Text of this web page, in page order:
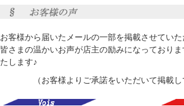
お客様から届いたメールの一部を掲載させていた
皆さまの温かいお声が店主の励みになっており
たします♪
（お客様よりご承諾をいただいて掲載